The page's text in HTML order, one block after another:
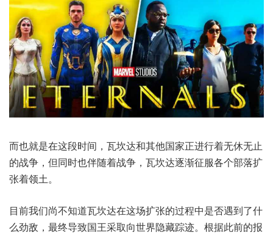
而也就是在这段时间，瓦坎达和其他国家正进行着无休无止
的战争，但同时也伴随着战争，瓦坎达逐渐征服各个部落扩
张着领土。
目前我们尚不知道瓦坎达在这场扩张的过程中是否遇到了什
么劲敌，最终导致国王采取向世界隐藏踪迹。根据此前的报